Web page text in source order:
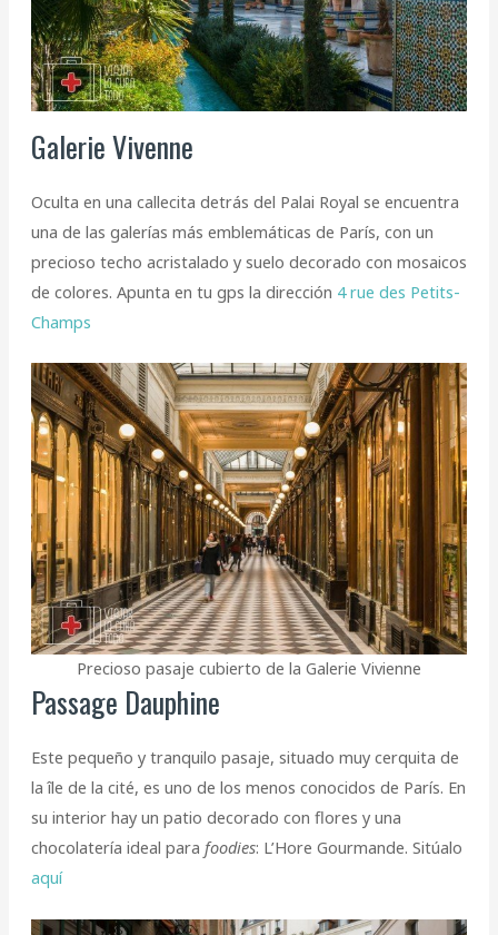
Galerie Vivenne
Oculta en una callecita detrás del Palai Royal se encuentra
una de las galerías más emblemáticas de París, con un
precioso techo acristalado y suelo decorado con mosaicos
de colores. Apunta en tu gps la dirección 4 rue des Petits-
Champs
Precioso pasaje cubierto de la Galerie Vivienne
Passage Dauphine
Este pequeño y tranquilo pasaje, situado muy cerquita de
la île de la cité, es uno de los menos conocidos de París. En
su interior hay un patio decorado con flores y una
chocolatería ideal para foodies: L’Hore Gourmande. Sitúalo
aquí